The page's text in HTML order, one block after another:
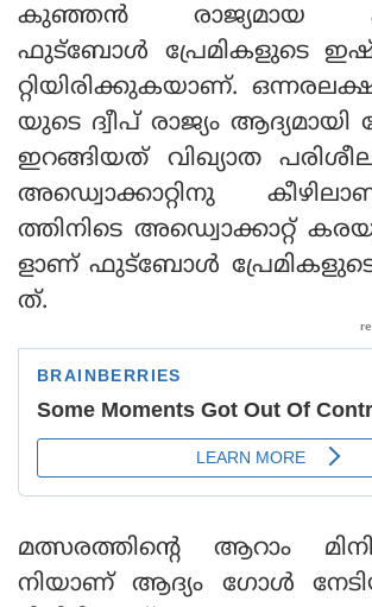
കുഞ്ഞൻ രാജ്യമായ
ഫുട്‌ബോൾ പ്രേമികളുടെ
റ്റിയിരിക്കുകയാണ്.
യുടെ ദ്വീപ് രാജ്യം
ഇറങ്ങിയത് വിഖ്യാത
അഡ്വൊക്കാറ്റിനു
ത്തിനിടെ അഡ്വൊക്കാറ്റ്
ളാണ് ഫുട്‌ബോൾ
ത്.
മത്സരത്തിന്റെ ആറാം
നിയാണ് ആദ്യം ഗോൾ